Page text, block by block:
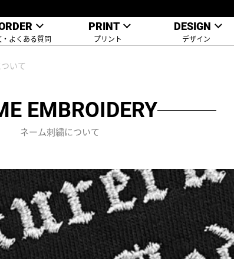
よくある質問
PRINT
プリント
DESIGN
デザイン
いて
EMBROIDERY
ネーム刺繍について